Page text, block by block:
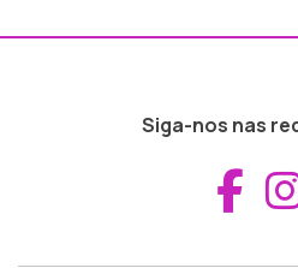
Siga-nos nas